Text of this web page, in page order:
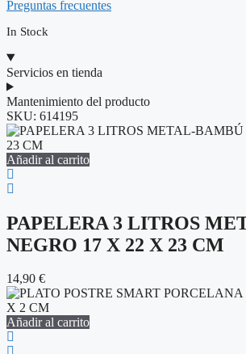
Preguntas frecuentes
In Stock
Servicios en tienda
Mantenimiento del producto
SKU: 614195
Añadir al carrito
PAPELERA 3 LITROS
NEGRO 17 X 22 X 23 CM
14,90 €
Añadir al carrito